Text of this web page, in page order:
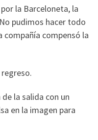
la Barceloneta, la
pudimos hacer todo
compañía compensó la
la salida con un
en la imagen para